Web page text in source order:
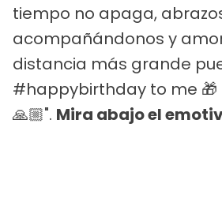
tiempo no apaga,
acompañándonos y
distancia más grande
#happybirthday to me 🎁
🙏🏼". Mira abajo el